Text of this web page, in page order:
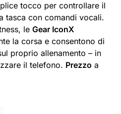
tocco per controllare il
tasca con comandi vocali.
le Gear IconX
la corsa e consentono di
proprio allenamento – in
il telefono. Prezzo a